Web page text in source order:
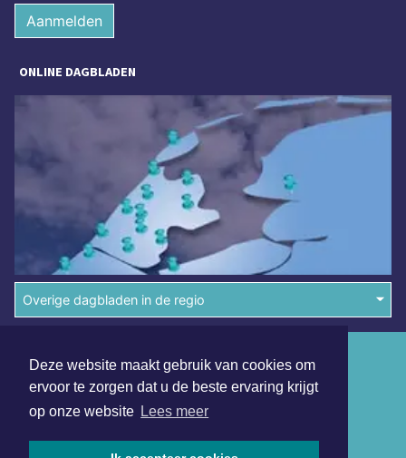
Deze website maakt gebruik van cookies om
ervoor te zorgen dat u de beste ervaring krijgt
op onze website Lees meer
Aanmelden
ONLINE DAGBLADEN
Overige dagbladen in de regio
Disclaimer
Privacy Statement